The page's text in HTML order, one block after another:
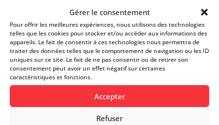
Gérer le consentement
Pour offrir les meilleures expériences, nous utilisons des technologies
telles que les cookies pour stocker et/ou accéder aux informations des
appareils. Le fait de consentir à ces technologies nous permettra de
traiter des données telles que le comportement de navigation ou les ID
uniques sur ce site. Le fait de ne pas consentir ou de retirer son
consentement peut avoir un effet négatif sur certaines
caractéristiques et fonctions.
Accepter
Refuser